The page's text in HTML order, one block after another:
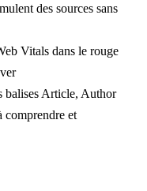
des sources sans
Vitals dans le rouge
balises Article, Author
comprendre et